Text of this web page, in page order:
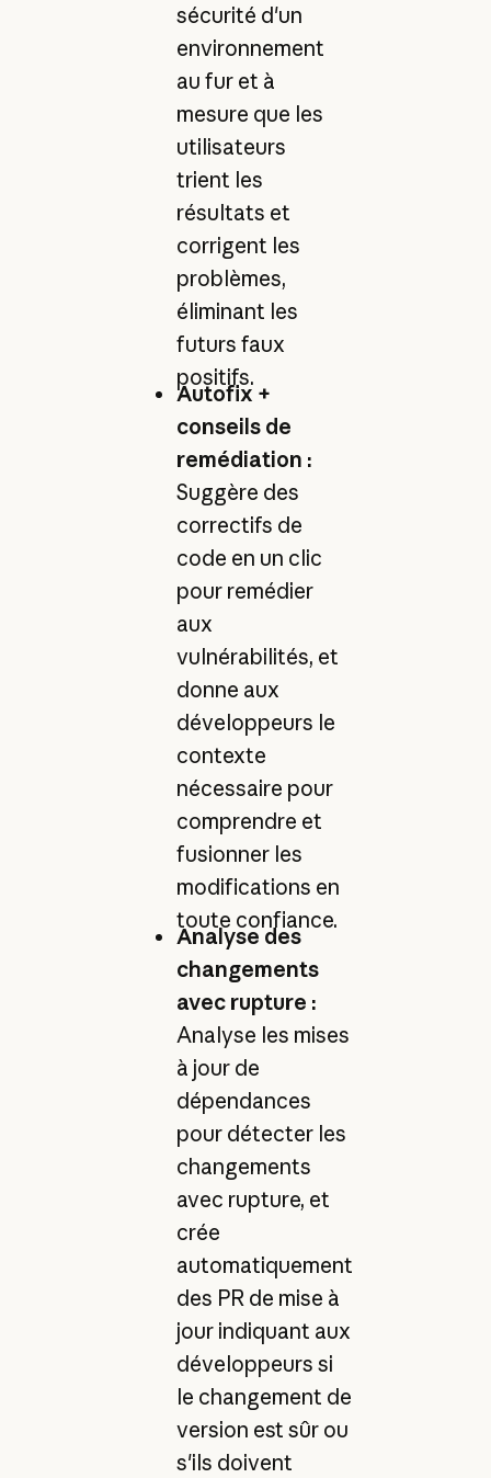
sécurité d'un
environnement
au fur et à
mesure que les
utilisateurs
trient les
résultats et
corrigent les
problèmes,
éliminant les
futurs faux
positifs.
Autofix +
conseils de
remédiation :
Suggère des
correctifs de
code en un clic
pour remédier
aux
vulnérabilités, et
donne aux
développeurs le
contexte
nécessaire pour
comprendre et
fusionner les
modifications en
toute confiance.
Analyse des
changements
avec rupture :
Analyse les mises
à jour de
dépendances
pour détecter les
changements
avec rupture, et
crée
automatiquement
des PR de mise à
jour indiquant aux
développeurs si
le changement de
version est sûr ou
s'ils doivent